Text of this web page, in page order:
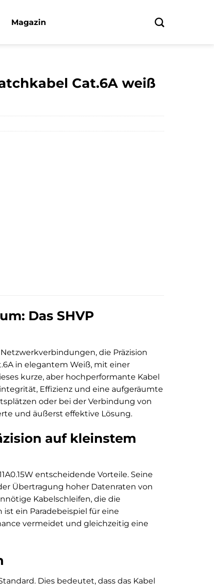
Magazin
Cat.6A weiß
Das SHVP
die Präzision
in elegantem Weiß, mit einer
kurze, aber hochperformante Kabel
Effizienz und eine aufgeräumte
oder bei der Verbindung von
und äußerst effektive Lösung.
auf kleinstem
entscheidende Vorteile. Seine
Übertragung hoher Datenraten von
Kabelschleifen, die die
ist ein Paradebeispiel für eine
vermeidet und gleichzeitig eine
Dies bedeutet, dass das Kabel